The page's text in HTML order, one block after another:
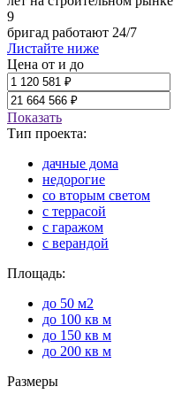
9
бригад работают 24/7
Листайте ниже
Цена от и до
Показать
Тип проекта:
дачные дома
недорогие
со вторым светом
с террасой
с гаражом
с верандой
Площадь:
до 50 м2
до 100 кв м
до 150 кв м
до 200 кв м
Размеры